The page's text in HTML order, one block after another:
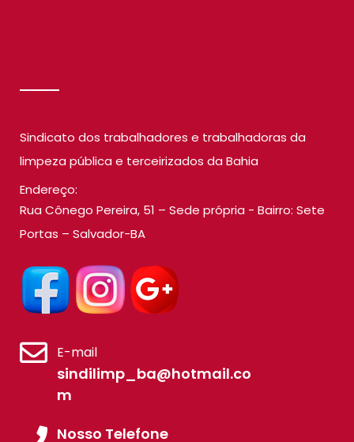
Sindicato dos trabalhadores e trabalhadoras da
limpeza pública e terceirizados da Bahia
Endereço:
Rua Cônego Pereira, 51 – Sede própria - Bairro: Sete
Portas – Salvador-BA
E-mail
sindilimp_ba@hotmail.co
m
Nosso Telefone